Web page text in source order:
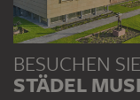
BESUCHEN
STÄDEL